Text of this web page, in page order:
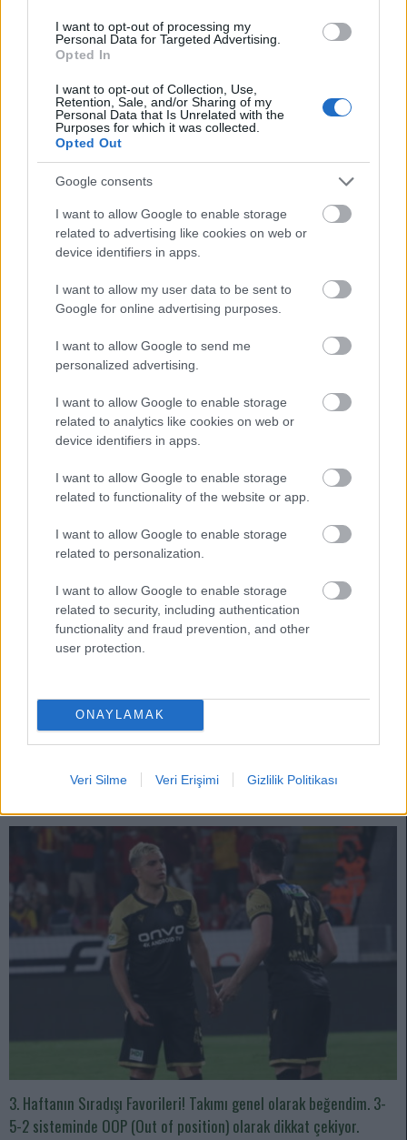
I want to opt-out of processing my
Personal Data for Targeted Advertising.
Opted In
I want to opt-out of Collection, Use,
Retention, Sale, and/or Sharing of my
Personal Data that Is Unrelated with the
Purposes for which it was collected.
Opted Out
Google consents
I want to allow Google to enable storage
related to advertising like cookies on web or
device identifiers in apps.
I want to allow my user data to be sent to
Google for online advertising purposes.
I want to allow Google to send me
personalized advertising.
I want to allow Google to enable storage
related to analytics like cookies on web or
device identifiers in apps.
I want to allow Google to enable storage
related to functionality of the website or app.
I want to allow Google to enable storage
related to personalization.
I want to allow Google to enable storage
related to security, including authentication
functionality and fraud prevention, and other
user protection.
ONAYLAMAK
Veri Silme Veri Erişimi Gizlilik Politikası
Aldıkları puanlarla hayal kırıklığı yaşatan futbolcular: Kim derdi
O’nu da bu listede göreceğiz diye…
01/27/2022 Yazar
Sezon başında yıldız adayı, ''puancı'' veya sürpriz hamle olarak
kadrolarımızı süsleyen isimlerin bulunduğu kara liste, bazı
menajerlerimize rotasyona gitmeleri için bir uyarı tablosu niteliği de
Devam oku »
11 Fark Yaratacak Futbolcular: Eski takımı Fenerbahçe karşısına
ayrı motivasyonla çıkacaktır!
Mame Thiam çok özverili oynamaya devam ediyor. Bir Fenerbahçeli
olarak takımda kalmasını ve rotasyonda yer almasını mutlaka isterdim bu
3. Haftanın Sıradışı Favorileri! Takımı genel olarak beğendim. 3-
5-2 sisteminde OOP (Out of position) olarak dikkat çekiyor.